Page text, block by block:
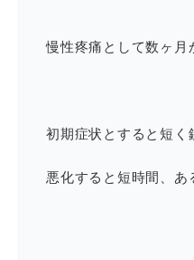
慢性疼痛として数ヶ月
初期症状とすると短く
悪化すると短時間、あ